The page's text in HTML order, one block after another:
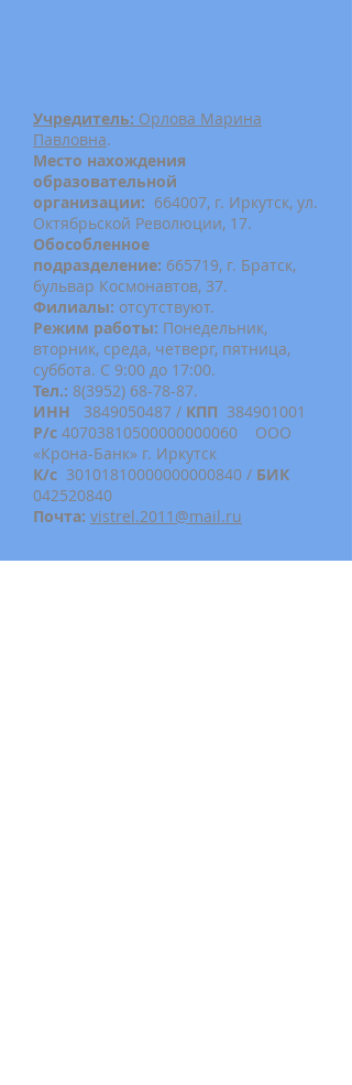
Учредитель: Орлова Марина
Павловна.
Место нахождения
образовательной
организации: 664007, г. Иркутск, ул.
Октябрьской Революции, 17.
Обособленное
подразделение: 665719, г. Братск,
бульвар Космонавтов, 37.
Филиалы: отсутствуют.
Режим работы: Понедельник,
вторник, среда, четверг, пятница,
суббота. С 9:00 до 17:00.
Тел.: 8(3952) 68-78-87.
ИНН
3849050487 / КПП 384901001
Р/с 40703810500000000060 ООО
«Крона-Банк» г. Иркутск
К/с 30101810000000000840 / БИК
042520840
Почта: vistrel.2011@mail.ru